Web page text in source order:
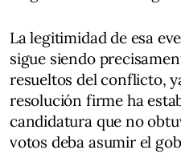
La legitimidad de esa
sigue siendo
resueltos del conflicto,
resolución firme ha
candidatura que no
votos deba asumir el